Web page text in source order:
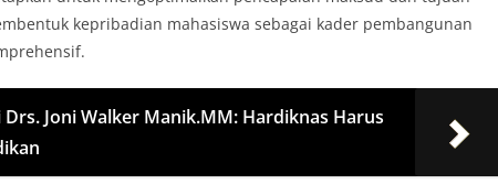
kepribadian mahasiswa sebagai kader pembangunan
Joni Walker Manik.MM: Hardiknas Harus